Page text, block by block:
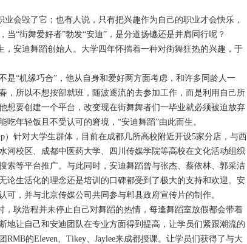
会毁了它；也有人说，只有把兴趣作为自己的职业才会快乐，
“街舞爱好者”勃发“安迪”，是分道扬镳还是并肩同行呢？
安迪舞蹈创始人。大学四年怀揣着一种对街舞狂热的兴趣，于
是“机缘巧合”，他从自身和爱好两方面考虑，和许多同龄人一
，所以不想按部就班，随波逐流的去参加工作，而是利用自己所
想要创建一个平台，改变现在街舞舞者们一毕业就必须被迫放弃
年轻饭且不受认可的窘境，“安迪舞蹈”由此而生。
针对大学生群体，目前在成都几所高校附近开设5家分店，与西
河校区、成都中医药大学、四川传媒学院等高校在文化活动组织
索等平台推广。与此同时，安迪舞蹈曾与张杰、蔡依林、郭采洁
论生活化的理念还是培训的口碑都受到了极大的支持和欢迎。安
可，并与北京传媒公司共同参与郫县政府宣传片的制作。
耿浩程并未停止自己对舞蹈的热情，每逢舞蹈室放假都会带着
地让自己和安迪团队在专业方面得到提高，让学员们紧跟潮流的
的Eleven、Tikey、Jaylee来成都授课。让学员们获得了与大